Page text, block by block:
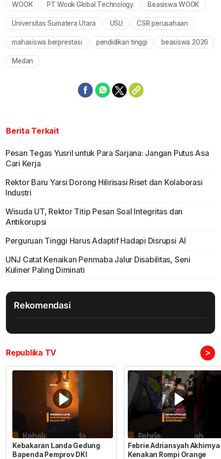
Mute
WOOK PT Wook Global Technology Beasiswa WOOK
Universitas Sumatera Utara USU CSR perusahaan
mahasiswa berprestasi pendidikan tinggi beasiswa 2026
Medan
Berita Terkait
Pesan Tegas Yusril untuk Para Sarjana: Jangan Putus Asa
Cari Kerja
Rektor Baru Yarsi Dorong Hilirisasi Riset dan Kolaborasi
Industri
Wisuda UT, Rektor Titip Pesan Soal Integritas dan
Antikorupsi
Perguruan Tinggi Harus Adaptif Hadapi Disrupsi AI
UNJ Catat Kenaikan Penmaba Jalur Disabilitas, Seni
Kuliner Paling Diminati
Rekomendasi
Republika TV >
Kebakaran Landa Gedung
Bapenda Pemprov DKI
Febrie Adriansyah Akhirnya
Kenakan Rompi Orange